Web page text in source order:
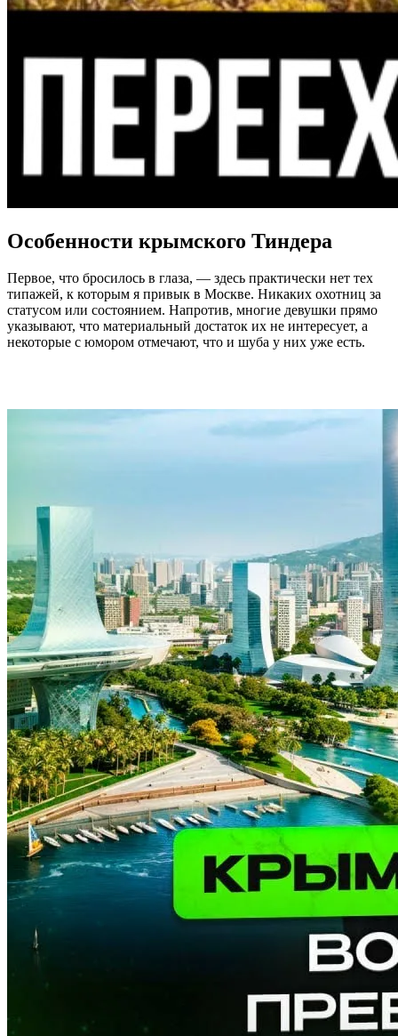
Особенности крымского Тиндера
Первое, что бросилось в глаза, — здесь практически нет тех
типажей, к которым я привык в Москве. Никаких охотниц за
статусом или состоянием. Напротив, многие девушки прямо
указывают, что материальный достаток их не интересует, а
некоторые с юмором отмечают, что и шуба у них уже есть.